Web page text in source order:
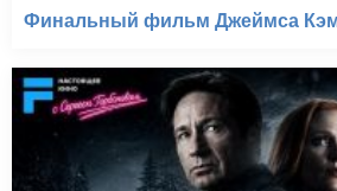
Финальный фильм Джеймса